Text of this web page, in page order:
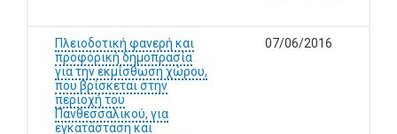
Πλειοδοτική φανερή και
προφορική δημοπρασία
για την εκμίσθωση χώρου,
που βρίσκεται στην
περιοχή του
Πανθεσσαλικού, για
εγκατάσταση και
07/06/2016